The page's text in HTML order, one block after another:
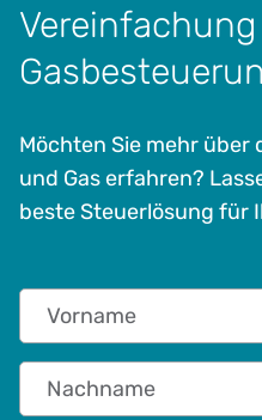
Möchten Sie mehr über
und Gas erfahren?
beste Steuerlösung für
Vorname
Nachname